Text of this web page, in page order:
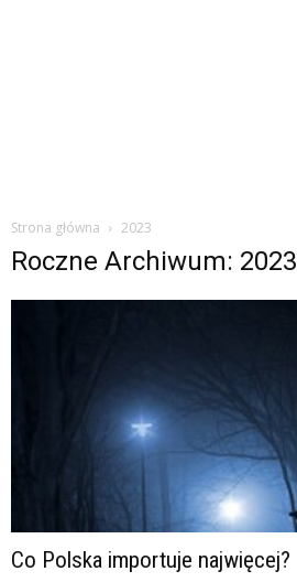
Strona główna 2023
Roczne Archiwum: 2023
Co Polska importuje najwięcej?